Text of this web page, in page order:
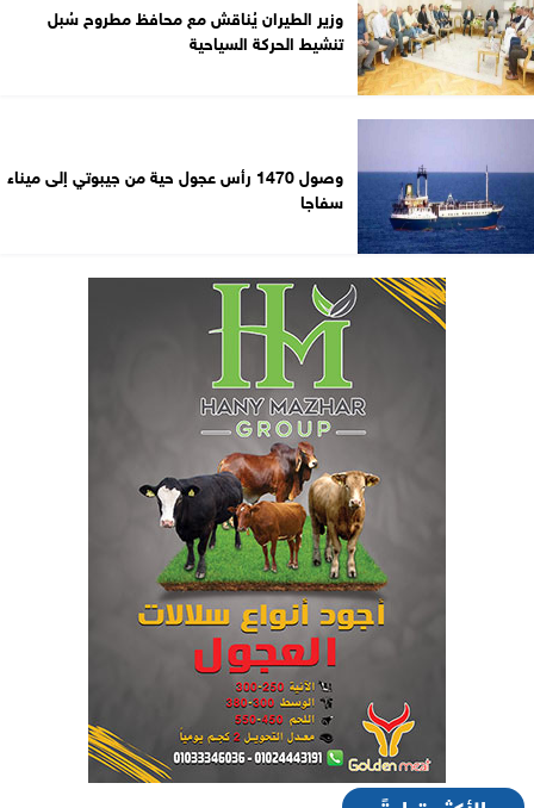
وزير الطيران يُناقش مع محافظ مطروح سُبل
تنشيط الحركة السياحية
وصول 1470 رأس عجول حية من جيبوتي إلى ميناء
سفاجا